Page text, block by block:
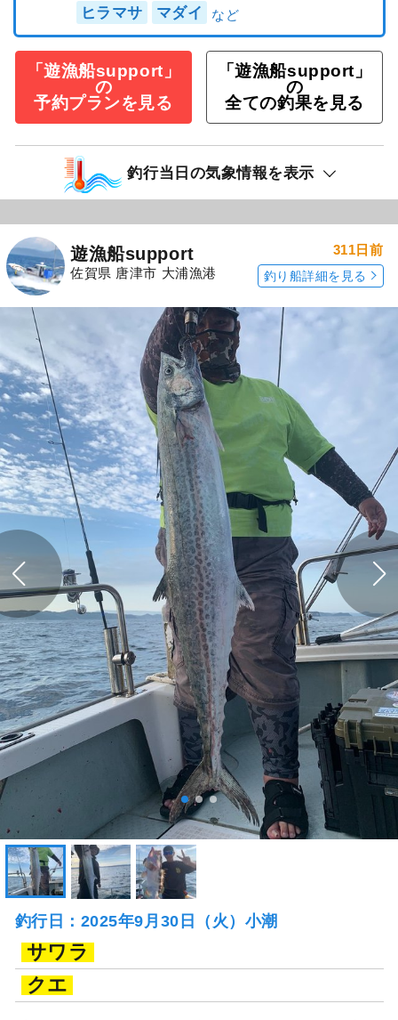
ヒラマサ マダイ
「遊漁船support」
の
予約プランを見る
「遊漁船support」
の
全ての釣果を見る
釣行当日の気象情報を表示
遊漁船support
佐賀県 唐津市 大浦漁港
311日前
釣り船詳細を見る
釣行日：2025年9月30日（火）小潮
サワラ
クエ